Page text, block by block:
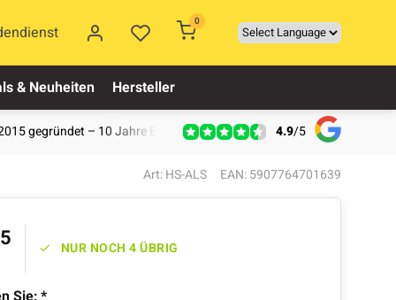
0
& Neuheiten Hersteller
gegründet – 10 Jahre Erfahrung 4.9/5
Art: HS-ALS EAN: 5907764701639
NUR NOCH 4 ÜBRIG